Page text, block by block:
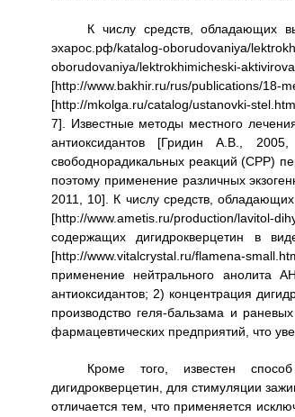
К числу средств, обладающих
эхарос.рф/katalog-
oborudovaniya/lektrokhimicheski-
[http://www.bakhir.ru/rus/
[http://mkolga.ru/catalog/ustanovki-
7]. Известные методы местного
антиоксидантов [Гридин А.В.,
свободнорадикальных реакций (СРР)
поэтому применение различных
2011, 10]. К числу средств,
[http://www.ametis.ru/production/
содержащих дигидрокверцетин в
[http://www.vitalcrystal.ru/flamena-
применение нейтрального анолита
антиоксидантов; 2) концентрация
производство геля-бальзама и
фармацевтических предприятий, что
Кроме того, известен
дигидрокверцетин, для стимуляции
отличается тем, что применяется